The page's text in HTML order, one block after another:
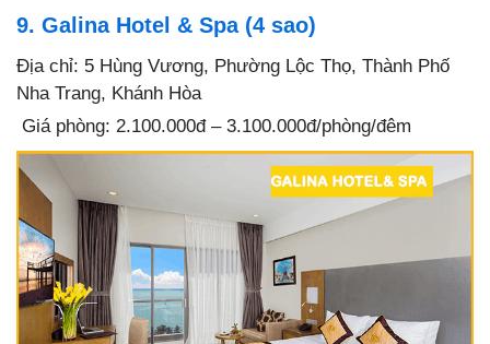
9. Galina Hotel & Spa (4 sao)
Địa chỉ: 5 Hùng Vương, Phường Lộc Thọ, Thành Phố
Nha Trang, Khánh Hòa
Giá phòng: 2.100.000đ – 3.100.000đ/phòng/đêm